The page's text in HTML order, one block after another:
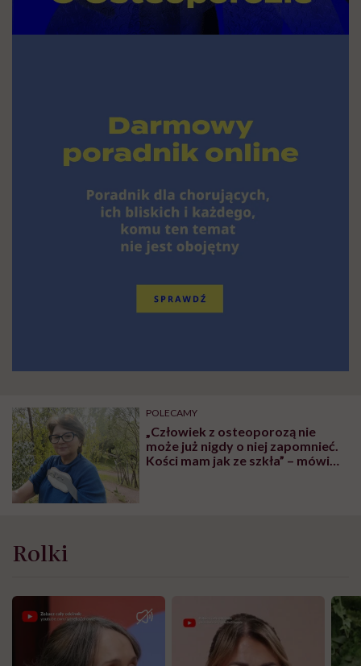
POLECAMY
„Człowiek z osteoporozą nie
może już nigdy o niej zapomnieć.
Kości mam jak ze szkła” – mówi
Rolki